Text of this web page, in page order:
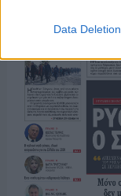
Data Deletion